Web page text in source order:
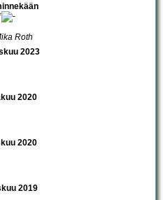
Roth
2023
2020
2020
2019